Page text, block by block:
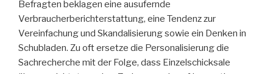
Befragten beklagen eine ausufernde
Verbraucherberichter­stattung, eine Tendenz zur
Vereinfachung und Skandalisie­rung sowie ein Denken in
Schubladen. Zu oft ersetze die Personalisierung die
Sachrecherche mit der Folge, dass Einzel­schicksale